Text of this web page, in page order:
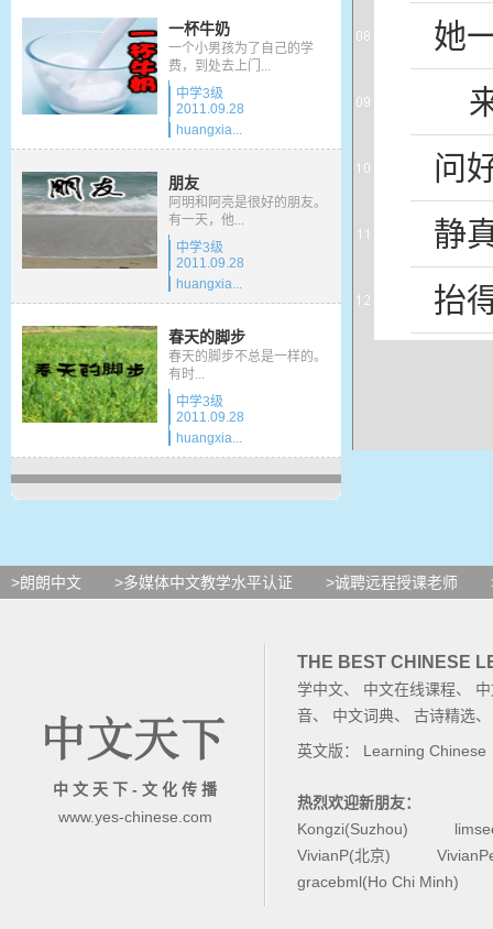
一杯牛奶
一个小男孩为了自己的学
费，到处去上门...
中学3级
2011.09.28
huangxia...
朋友
阿明和阿亮是很好的朋友。
有一天，他...
中学3级
2011.09.28
huangxia...
春天的脚步
春天的脚步不总是一样的。
有时...
中学3级
2011.09.28
huangxia...
她
问
静
抬
可
了
是
>朗朗中文 >多媒体中文教学水平认证 >诚聘远程授课老师
中 文 天 下 - 文 化 传 播
www.yes-chinese.com
THE BEST CHINESE
学中文、 中文在线课程、
音、 中文词典、 古诗精选
英文版： Learning Chinese
热烈欢迎新朋友：
Kongzi(Suzhou)
VivianP(北京)
gracebml(Ho Chi Minh)